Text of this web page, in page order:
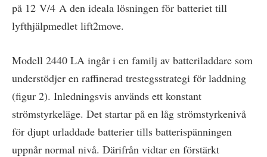
på 12 V/4 A den ideala lösningen för batteriet till
lyfthjälpmedlet lift2move.
Modell 2440 LA ingår i en familj av batteriladdare som
understödjer en raffinerad trestegsstrategi för laddning
(figur 2). Inledningsvis används ett konstant
strömstyrkeläge. Det startar på en låg strömstyrkenivå
för djupt urladdade batterier tills batterispänningen
uppnår normal nivå. Därifrån vidtar en förstärkt